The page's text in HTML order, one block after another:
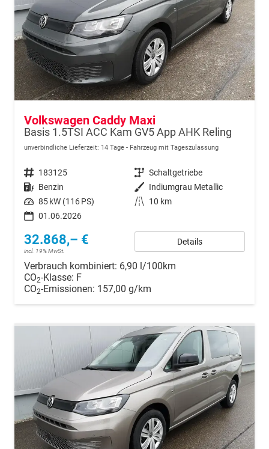
Volkswagen Caddy Maxi
Basis 1.5TSI ACC Kam GV5 App AHK Reling
unverbindliche Lieferzeit: 14 Tage Fahrzeug mit Tageszulassung
Fahrzeugnr. 183125 Getriebe Schaltgetriebe
Kraftstoff Benzin Außenfarbe Indiumgrau Metallic
Leistung 85 kW (116 PS) Kilometerstand
10 km
01.06.2026
32.868,– €
incl. 19% MwSt.
Details
Verbrauch kombiniert: 6,90 l/100km
CO2-Klasse: F
CO2-Emissionen: 157,00 g/km